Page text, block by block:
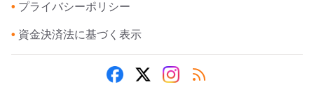
• プライバシーポリシー
• 資金決済法に基づく表示